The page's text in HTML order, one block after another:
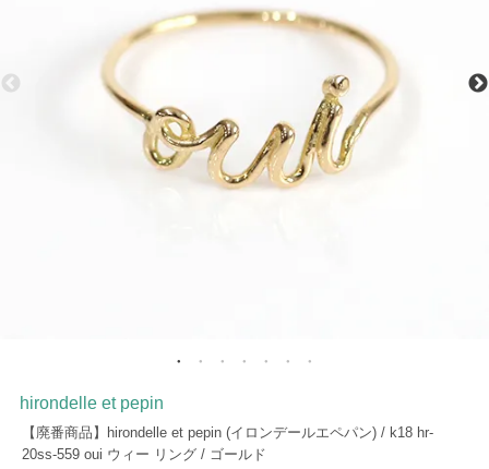
hirondelle et pepin
【廃番商品】hirondelle et pepin (イロンデールエペパン) / k18 hr-
20ss-559 oui ウィー リング / ゴールド